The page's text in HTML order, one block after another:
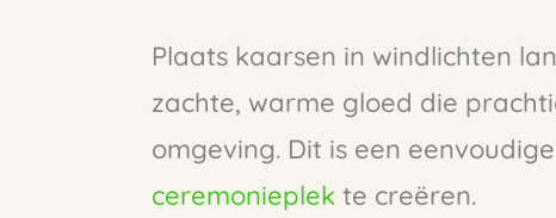
Plaats kaarsen in windlichten
zachte, warme gloed die
omgeving. Dit is een
ceremonieplek te creëren.